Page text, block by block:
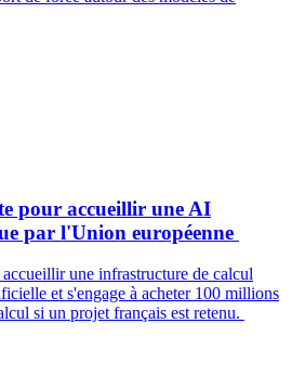
pour accueillir une AI
par l'Union européenne
une infrastructure de calcul
et s'engage à acheter 100 millions
si un projet français est retenu.